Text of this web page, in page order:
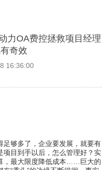
力OA费控拯救项目经理
奇效
16:36:00
够多了，企业要发展，就要有
目到手以后，怎么管理好？实
，最大限度降低成本……巨大的